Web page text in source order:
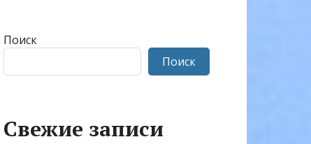
Поиск
Поиск
Свежие записи